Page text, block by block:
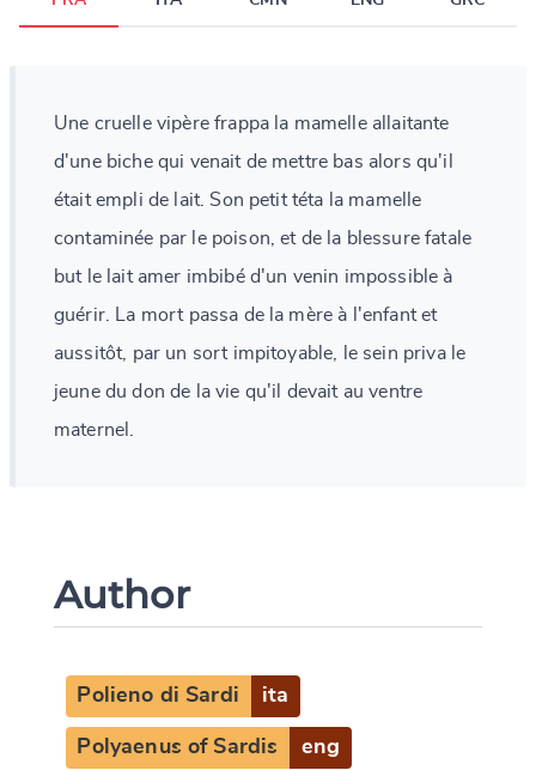
Une cruelle vipère frappa la mamelle allaitante
d'une biche qui venait de mettre bas alors qu'il
était empli de lait. Son petit téta la mamelle
contaminée par le poison, et de la blessure fatale
but le lait amer imbibé d'un venin impossible à
guérir. La mort passa de la mère à l'enfant et
aussitôt, par un sort impitoyable, le sein priva le
jeune du don de la vie qu'il devait au ventre
maternel.
Author
Polieno di Sardi ita
Polyaenus of Sardis eng